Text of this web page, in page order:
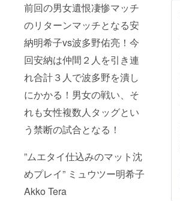
前回の男女遺恨凄惨マッチ
のリターンマッチとなる安
納明希子vs波多野佑亮！今
回安納は仲間２人を引き連
れ合計３人で波多野を潰し
にかかる！男女の戦い、そ
れも女性複数人タッグとい
う禁断の試合となる！
”ムエタイ仕込みのマット沈
めプレイ” ミュウツー明希子
Akko Tera